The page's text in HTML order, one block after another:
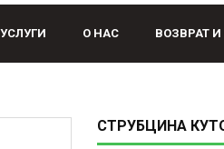
О НАС ВОЗВРАТ
СТРУБЦИНА